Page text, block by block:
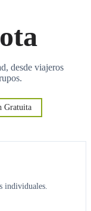
desde viajeros
Gratuita
individuales.